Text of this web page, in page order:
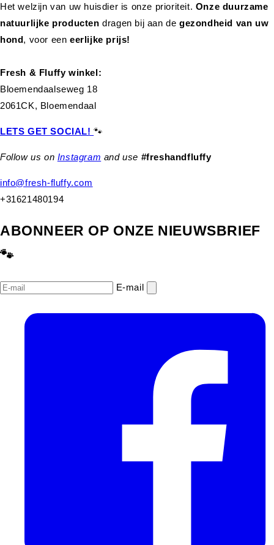
Het welzijn van uw huisdier is onze prioriteit. Onze duurzame
natuurlijke productendragen bij aan de gezondheid van uw
hond, voor eeneerlijke prijs!
Fresh & Fluffy winkel:
Bloemendaalseweg 18
2061CK, Bloemendaal
LETS GET SOCIAL!🐾
Follow us on Instagram and use #freshandfluffy
info@fresh-fluffy.com
+31621480194
ABONNEER OP ONZE NIEUWSBRIEF
🐾
E‑mail